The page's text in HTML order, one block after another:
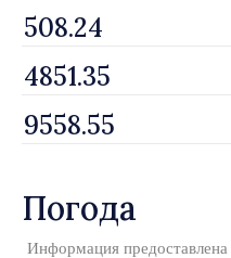
Погода
Информация предоставлена